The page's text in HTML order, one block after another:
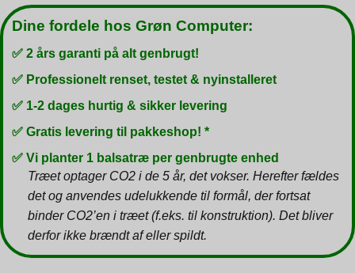
Dine fordele hos Grøn Computer:
✅ 2 års garanti på alt genbrugt!
✅ Professionelt renset, testet & nyinstalleret
✅ 1-2 dages hurtig & sikker levering
✅ Gratis levering til pakkeshop! *
✅ Vi planter 1 balsatræ per genbrugte enhed
Træet optager CO2 i de 5 år, det vokser. Herefter fældes
det og anvendes udelukkende til formål, der fortsat
binder CO2’en i træet (f.eks. til konstruktion). Det bliver
derfor ikke brændt af eller spildt.